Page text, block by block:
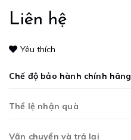
Liên hệ
Yêu thích
Chế độ bảo hành chính hãng
Thể lệ nhận quà
Vận chuyển và trả lại